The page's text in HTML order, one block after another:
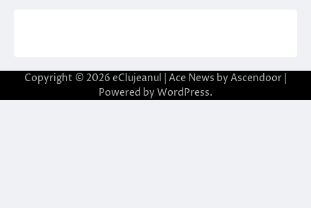
Copyright © 2026 eClujeanul | Ace News by Ascendoor
Powered by WordPress.